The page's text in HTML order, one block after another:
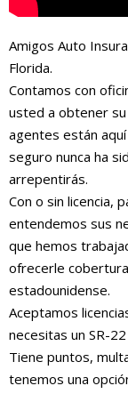
Amigos Auto
Florida.
Contamos con
usted a obtener
agentes están
seguro nunca ha
arrepentirás.
Con o sin licencia,
entendemos sus
que hemos
ofrecerle
estadounidense.
Aceptamos
necesitas un SR-
Tiene puntos,
tenemos una